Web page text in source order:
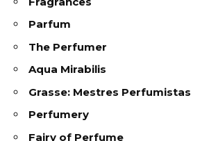
Parfum
The Perfumer
Aqua Mirabilis
Grasse: Mestres Perfumistas
Perfumery
Fairy of Perfume